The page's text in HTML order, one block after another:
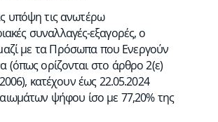
υπόψη τις ανωτέρω
συναλλαγές-εξαγορές, ο
με τα Πρόσωπα που Ενεργούν
(όπως ορίζονται στο άρθρο 2(ε)
κατέχουν έως 22.05.2024
ψήφου ίσο με 77,20% της